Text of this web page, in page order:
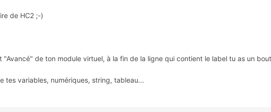
de HC2 ;-)
"Avancé" de ton module virtuel, à la fin de la ligne qui contient le label tu as un
tes variables, numériques, string, tableau...